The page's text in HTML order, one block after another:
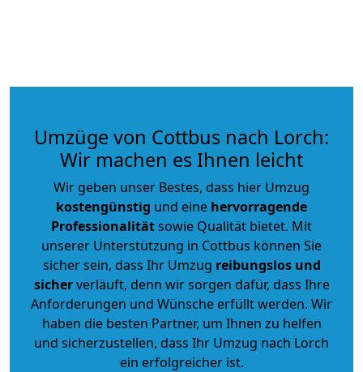
Umzüge von Cottbus nach Lorch:
Wir machen es Ihnen leicht
Wir geben unser Bestes, dass hier Umzug
kostengünstig und eine hervorragende
Professionalitätsowie Qualität bietet. Mit
unserer Unterstützung in Cottbus können Sie
sicher sein, dass Ihr Umzug reibungslos und
sicherverläuft, denn wir sorgen dafür, dass Ihre
Anforderungen und Wünsche erfüllt werden. Wir
haben die besten Partner, um Ihnen zu helfen
und sicherzustellen, dass Ihr Umzug nach Lorch
ein erfolgreicher ist.